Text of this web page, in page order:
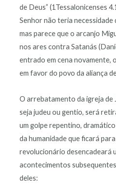
de Deus” (1Tessalonicenses
Senhor não teria necessidade
mas parece que o arcanjo
nos ares contra Satanás
entrado em cena novamente,
em favor do povo da aliança
O arrebatamento da igreja de
seja judeu ou gentio, será
um golpe repentino,
da humanidade que ficará
revolucionário desencadeará
acontecimentos
deles: